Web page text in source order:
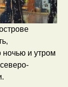
ночью и утром